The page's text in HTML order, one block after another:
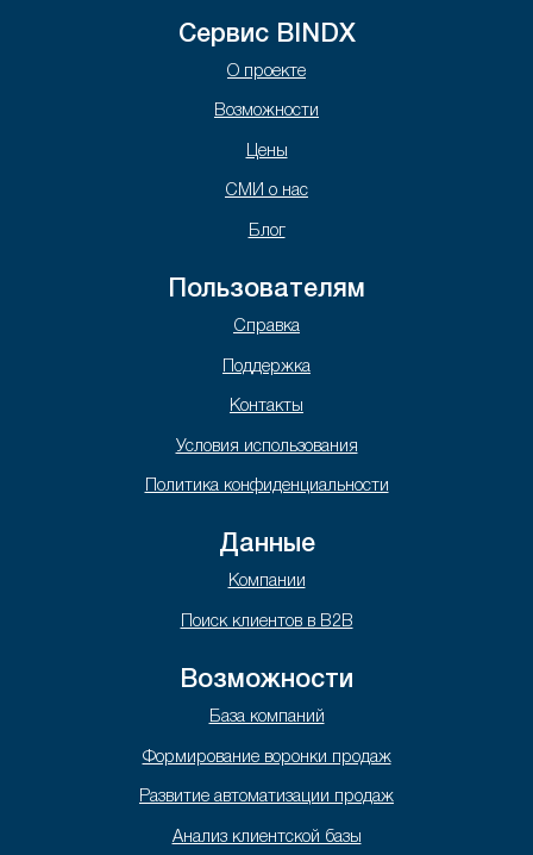
Сервис BINDX
О проекте
Возможности
Цены
СМИ о нас
Блог
Пользователям
Справка
Поддержка
Контакты
Условия использования
Политика конфиденциальности
Данные
Компании
Поиск клиентов в B2B
Возможности
База компаний
Формирование воронки продаж
Развитие автоматизации продаж
Анализ клиентской базы